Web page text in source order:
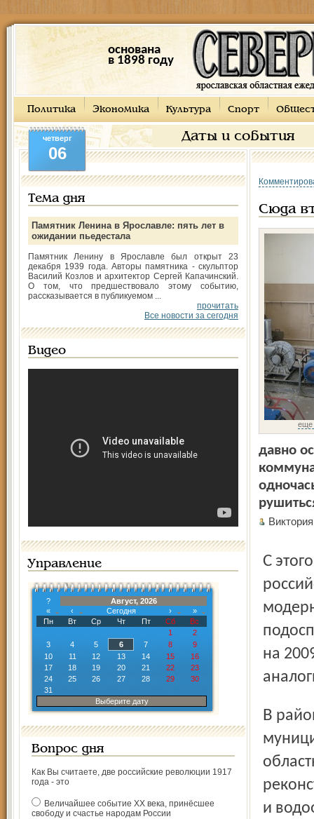
основана
в 1898 году
Политика Экономика Культура Спорт
Даты и события
четверг
06
Тема дня
Памятник Ленина в Ярославле: пять лет в
ожидании пьедестала
Памятник Ленину в Ярославле был открыт 23
декабря 1939 года. Авторы памятника - скульптор
Василий Козлов и архитектор Сергей Капачинский.
О том, что предшествовало этому событию,
рассказывается в публикуемом ...
прочитать
Все новости за сегодня
Видео
Управление
?
Август, 2026
«
‹ Сегодня ›
»
Пн
Вт Ср Чт Пт Сб
Вс
1
2
3
4 5 6 7 8
9
10
11 12 13 14 15
16
17
18 19 20 21 22
23
24
25 26 27 28 29
30
31
Выберите дату
Вопрос дня
Как Вы считаете, две российские революции 1917
года - это
Величайшее событие ХХ века, принёсшее
свободу и счастье народам России
Сюда
еще
давно
С этого года в нашей области, как, впрочем, и в других
на
В районных администрациях специалисты разработали
и